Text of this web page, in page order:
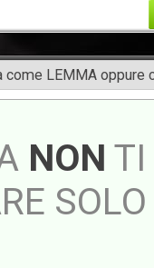
LEMMA oppure
NON TI